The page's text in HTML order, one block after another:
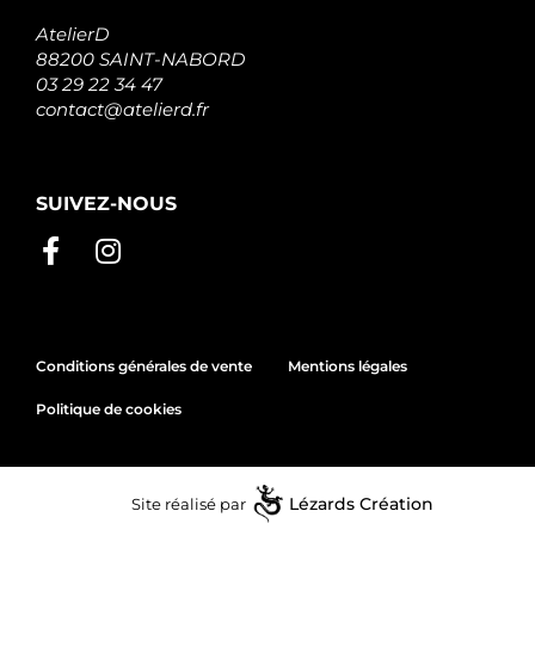
AtelierD
88200 SAINT-NABORD
03 29 22 34 47
contact@atelierd.fr
SUIVEZ-NOUS
Conditions générales de vente Mentions légales
Politique de cookies
Site réalisé par Lézards Création